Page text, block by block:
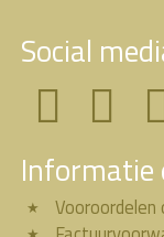
Social
Informatie